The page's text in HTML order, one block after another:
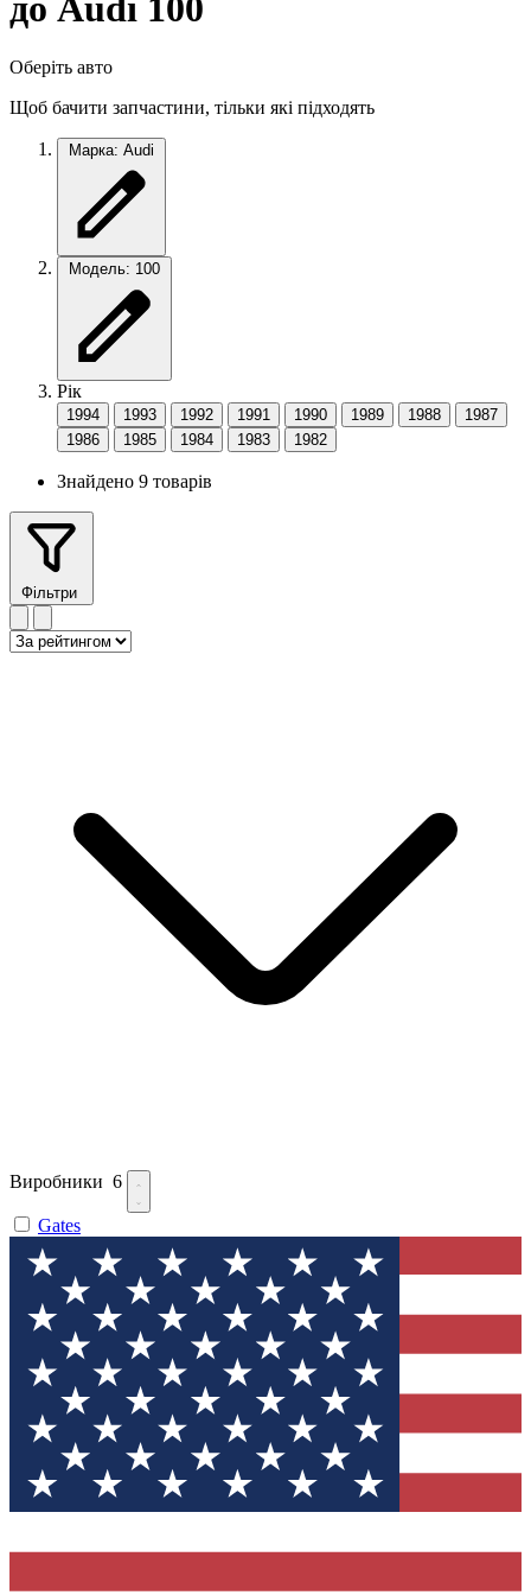
до Audi 100
Оберіть авто
Щоб бачити запчастини, тільки які підходять
Марка: Audi
Модель: 100
Рік
1994 1993 1992 1991 1990 1989 1988
1987
1986
1985 1984 1983 1982
Знайдено 9 товарів
Фільтри
Виробники 6
Gates